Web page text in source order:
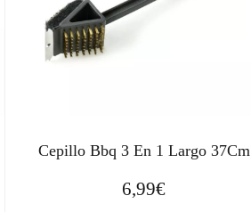
Cepillo Bbq 3 En 1 Largo 37Cm
6,99€